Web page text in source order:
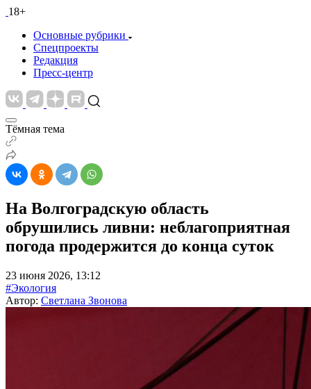
18+
Основные рубрики
Спецпроекты
Редакция
Пресс-центр
Тёмная тема
На Волгоградскую область
обрушились ливни: неблагоприятная
погода продержится до конца суток
23 июня 2026, 13:12
#Экология
Автор: Светлана Звонова